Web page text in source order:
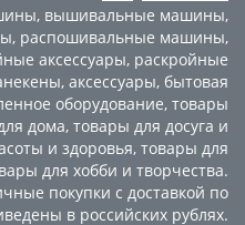
, вышивальные машины,
, распошивальные машины,
аксессуары, раскройные
, аксессуары, бытовая
оборудование, товары
дома, товары для досуга и
и здоровья, товары для
для хобби и творчества.
покупки с доставкой по
в российских рублях.